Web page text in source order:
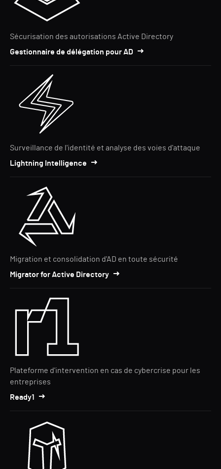
Sécurisation des autorisations Active Directory
Gestionnaire de délégation pour AD
Surveillance de l'identité et analyse des voies d'attaque
Lightning Intelligence
Migration et consolidation d'AD en toute sécurité
Migrator for Active Directory
Plateforme d'intervention en cas de cybercrise pour les
entreprises
Ready1